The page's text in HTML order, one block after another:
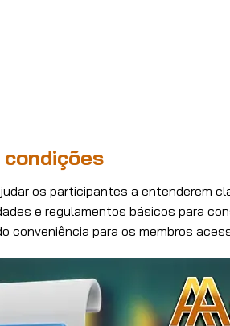
os participantes a entenderem
e regulamentos básicos para
para os membros